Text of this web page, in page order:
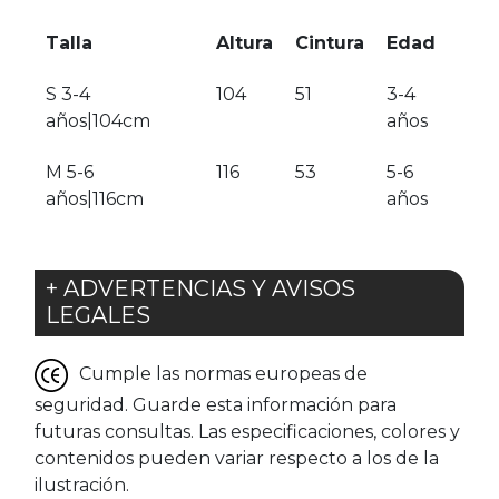
Talla Altura Cintura Edad
S 3-4
años|104cm
104 51
3-4
años
M 5-6
años|116cm
116 53
5-6
años
+ ADVERTENCIAS Y AVISOS
LEGALES
Cumple las normas europeas de
seguridad. Guarde esta información para
futuras consultas. Las especificaciones, colores y
contenidos pueden variar respecto a los de la
ilustración.